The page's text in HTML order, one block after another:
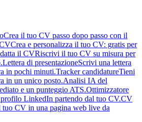
Crea il tuo CV passo dopo passo con il
Crea e personalizza il tuo CV: gratis per
il CVRiscrivi il tuo CV su misura per
Lettera di presentazioneScrivi una lettera
in pochi minuti.Tracker candidatureTieni
in un unico posto.Analisi IA del
e un punteggio ATS.Ottimizzatore
LinkedIn partendo dal tuo CV.CV
tuo CV in una pagina web live da